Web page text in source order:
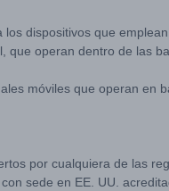
dispositivos que
que operan dentro de las
móviles que operan en
por cualquiera de las
sede en EE. UU.